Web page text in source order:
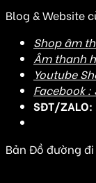
Blog & Website
Shop âm
Âm thanh
Youtube
Facebook
SĐT/ZALO:
Bản Đồ đường đi